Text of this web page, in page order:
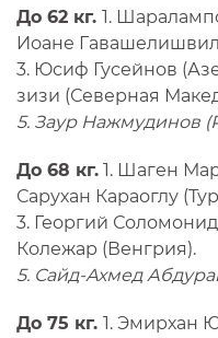
До 62 кг. 1.
Иоане
3. Юсиф Гусейнов
зизи (Северная
5. Заур Нажмудинов
До 68 кг. 1. Шаген
Сарухан Караоглу
3. Георгий
Колежар (Венгрия).
5. Сайд-Ахмед
До 75 кг. 1. Эмирхан